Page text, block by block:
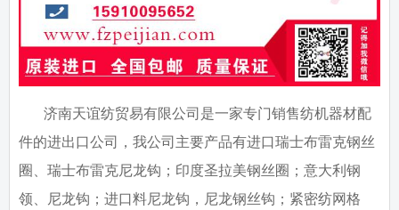
济南天谊纺贸易有限公司是一家专门销售纺机器材配
件的进出口公司，我公司主要产品有进口瑞士布雷克钢丝
圈、瑞士布雷克尼龙钩；印度圣拉美钢丝圈；意大利钢
领、尼龙钩；进口料尼龙钩，尼龙钢丝钩；紧密纺网格